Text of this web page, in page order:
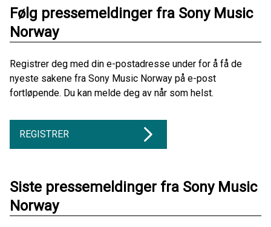
Følg pressemeldinger fra Sony Music
Norway
Registrer deg med din e-postadresse under for å få de
nyeste sakene fra Sony Music Norway på e-post
fortløpende. Du kan melde deg av når som helst.
REGISTRER
Siste pressemeldinger fra Sony Music
Norway